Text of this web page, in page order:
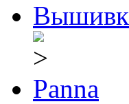
Panna